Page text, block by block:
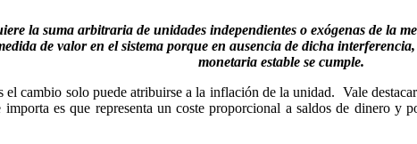
la suma arbitraria de unidades independientes o exógenas de la
de valor en el sistema porque en ausencia de dicha
monetaria estable se cumple.
el cambio solo puede atribuirse a la inflación de la unidad. Vale
es que representa un coste proporcional a saldos de dinero